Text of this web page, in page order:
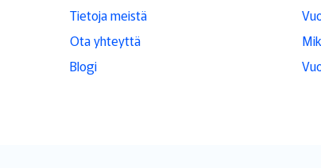
Tietoja meistä
Ota yhteyttä
Blogi